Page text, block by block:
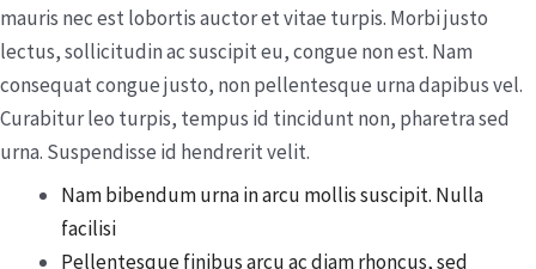
mauris nec est lobortis auctor et vitae turpis. Morbi justo
lectus, sollicitudin ac suscipit eu, congue non est. Nam
consequat congue justo, non pellentesque urna dapibus vel.
Curabitur leo turpis, tempus id tincidunt non, pharetra sed
urna. Suspendisse id hendrerit velit.
Nam bibendum urna in arcu mollis suscipit. Nulla
facilisi
Pellentesque finibus arcu ac diam rhoncus, sed